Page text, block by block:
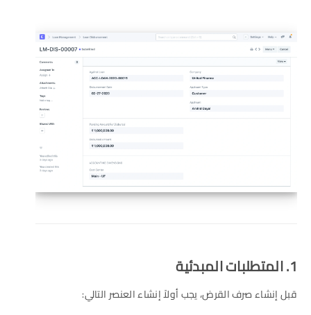
1. المتطلبات المبدئية
قبل إنشاء صرف القرض، يجب أولاً إنشاء العنصر التالي: